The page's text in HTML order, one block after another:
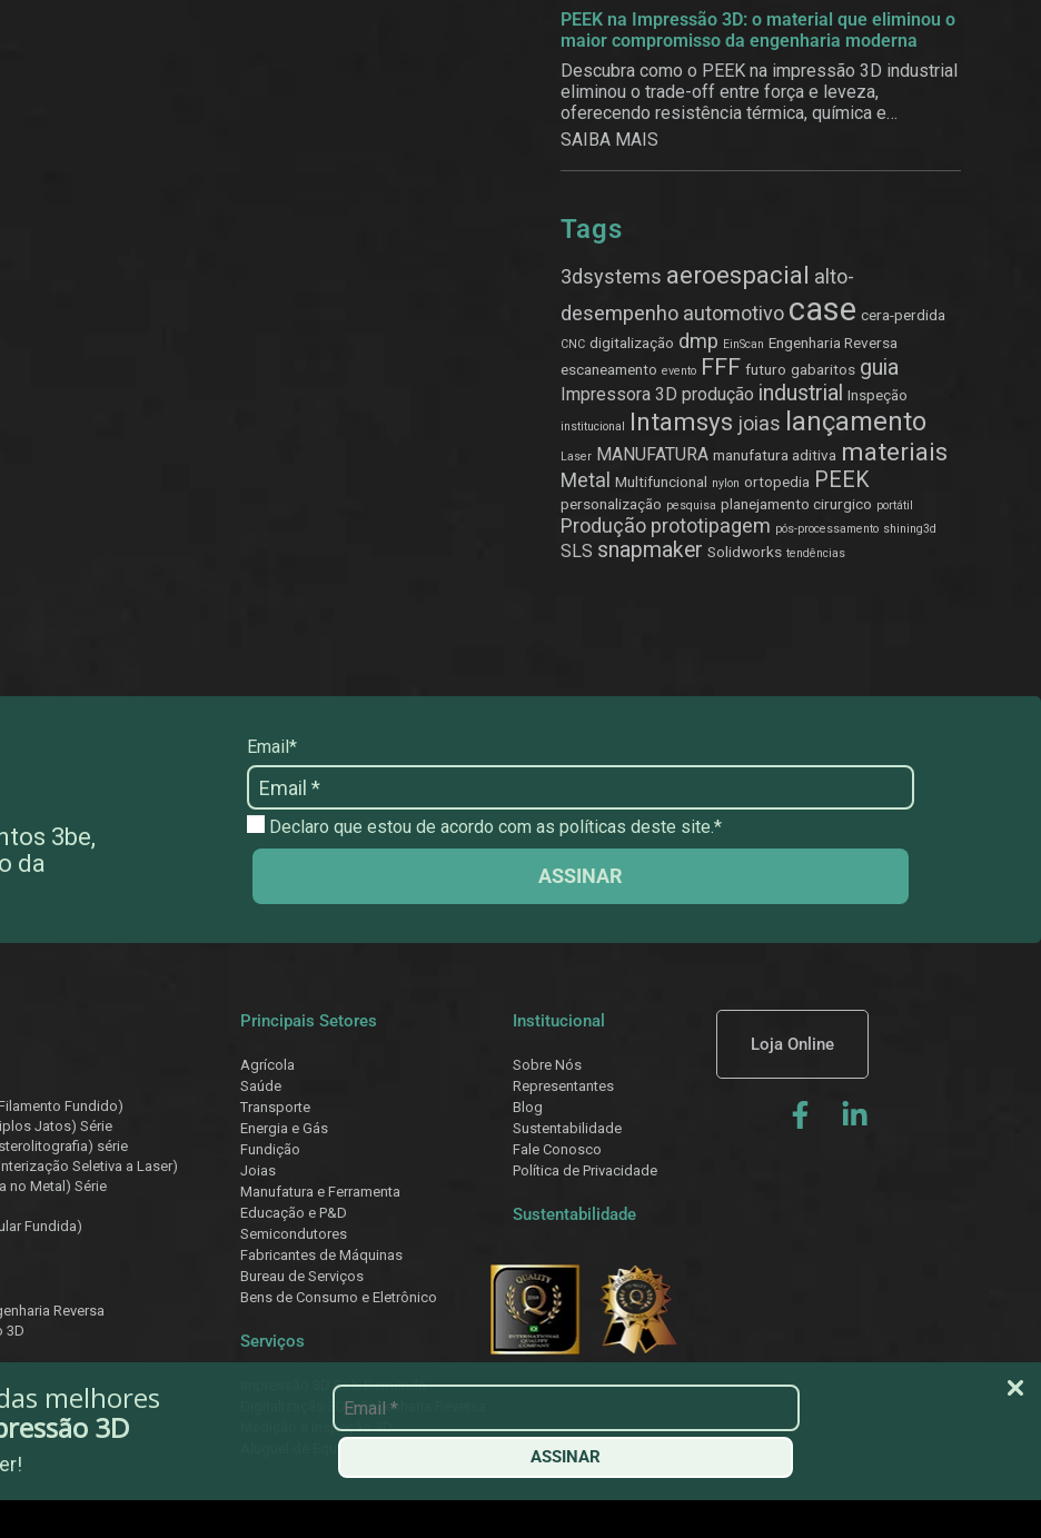
melhores
3D
ASSINAR
PEEK na Impressão 3D: o material que eliminou o
maior compromisso da engenharia moderna
Descubra como o PEEK na impressão 3D industrial
eliminou o trade-off entre força e leveza,
oferecendo resistência térmica, química e
estrutural.
SAIBA MAIS
Tags
3dsystems aeroespacial alto-
desempenho automotivo case cera-perdida
CNC digitalização dmp EinScan Engenharia Reversa
escaneamento evento FFF futuro gabaritos guia
Impressora 3D produção industrial Inspeção
institucional Intamsys joias lançamento
Laser MANUFATURA manufatura aditiva materiais
Metal Multifuncional nylon ortopedia PEEK
personalização pesquisa planejamento cirurgico portátil
Produção prototipagem pós-processamento shining3d
SLS snapmaker Solidworks tendências
3be,
da
Email*
Declaro que estou de acordo com as políticas deste site.*
ASSINAR
Fundido)
Jatos) Série
série
Seletiva a Laser)
no Metal) Série
Fundida)
Reversa
3D
Principais Setores
Agrícola
Saúde
Transporte
Energia e Gás
Fundição
Joias
Manufatura e Ferramenta
Educação e P&D
Semicondutores
Fabricantes de Máquinas
Bureau de Serviços
Bens de Consumo e Eletrônico
Serviços
Impressão 3D Sob Demanda
Digitalização 3D e Engenharia Reversa
Medição e Inspeção 3D
Aluguel de Equipamentos
Institucional
Sobre Nós
Representantes
Blog
Sustentabilidade
Fale Conosco
Política de Privacidade
Sustentabilidade
Loja Online